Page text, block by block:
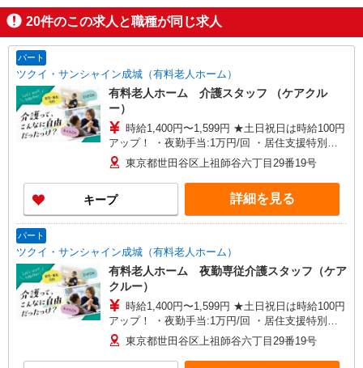
掲載期間終了
20件のこの求人と職種が同じ求人
パート
ツクイ・サンシャイン成城（有料老人ホーム）
有料老人ホーム 介護スタッフ （ケアクル
ー）
時給1,400円〜1,599円 ★土日祝日は時給100円
アップ！ ・夜勤手当:1万円/回 ・居住支援特別手
当:120円/時給含む ※給与幅は資格・経験等による
東京都世田谷区上祖師谷六丁目29番19号
キープ 詳細を見る
パート
ツクイ・サンシャイン成城（有料老人ホーム）
有料老人ホーム 夜勤専従介護スタッフ（ケア
クルー）
時給1,400円〜1,599円 ★土日祝日は時給100円
アップ！ ・夜勤手当:1万円/回 ・居住支援特別手
当:120円/時給含む ※給与幅は資格・経験等による
東京都世田谷区上祖師谷六丁目29番19号